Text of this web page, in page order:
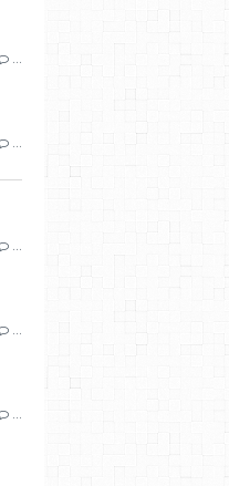
…
…
…
…
…